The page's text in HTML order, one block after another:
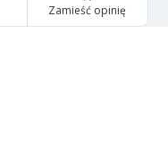
Zamieść opinię